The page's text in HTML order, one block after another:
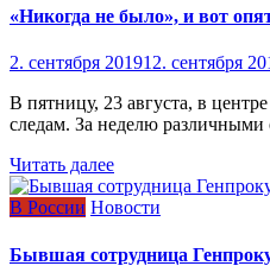
«Никогда не было», и вот
2. сентября 201912. сентября
В пятницу, 23 августа, в
следам. За неделю
Читать далее
В России Новости
Бывшая сотрудница